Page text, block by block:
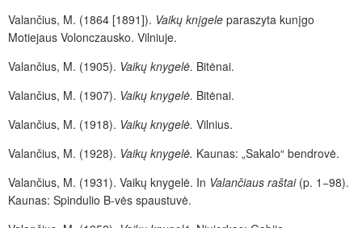
Valančius, M. (1864 [1891]). Vaikų knįgele paraszyta kunįgo
Motiejaus Volonczausko. Vilniuje.
Valančius, M. (1905). Vaikų knygelė. Bitėnai.
Valančius, M. (1907). Vaikų knygelė. Bitėnai.
Valančius, M. (1918). Vaikų knygelė. Vilnius.
Valančius, M. (1928). Vaikų knygelė. Kaunas: „Sakalo“ bendrovė.
Valančius, M. (1931). Vaikų knygelė. In Valančiaus raštai(p. 1−98).
Kaunas: Spindulio B-vės spaustuvė.